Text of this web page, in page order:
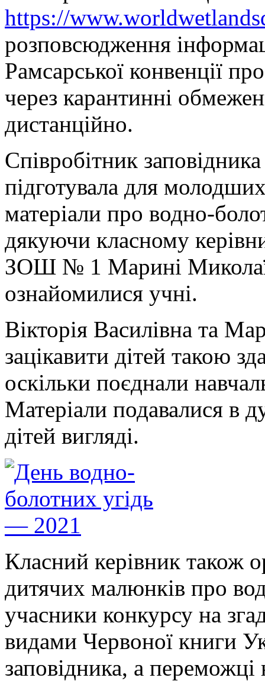
https://
розповсюдження
Рамсарської конвенції
через карантинні
дистанційно.
Співробітник
підготувала для
матеріали про водно-
дякуючи класному
ЗОШ № 1 Марині
ознайомилися учні.
Вікторія Василівна та
зацікавити дітей такою
оскільки поєднали
Матеріали подавалися в
дітей вигляді.
Класний керівник також
дитячих малюнків про
учасники конкурсу на
видами Червоної книги
заповідника, а переможці